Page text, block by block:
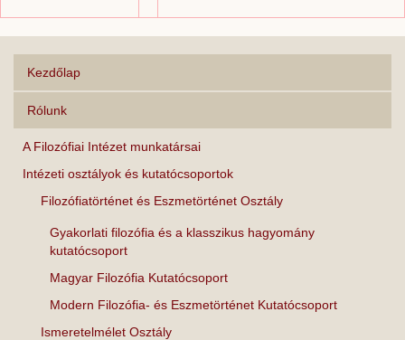
Kezdőlap
Rólunk
A Filozófiai Intézet munkatársai
Intézeti osztályok és kutatócsoportok
Filozófiatörténet és Eszmetörténet Osztály
Gyakorlati filozófia és a klasszikus hagyomány
kutatócsoport
Magyar Filozófia Kutatócsoport
Modern Filozófia- és Eszmetörténet Kutatócsoport
Ismeretelmélet Osztály